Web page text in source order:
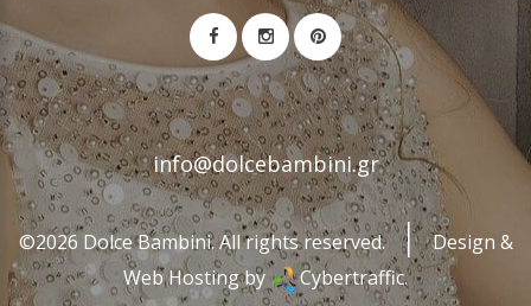
info@dolcebambini.gr
©2026 Dolce Bambini. All rights reserved.
Design &
Web Hosting by
Cybertraffic.